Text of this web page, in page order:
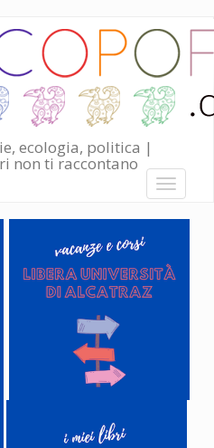
ecologia, politica |
non ti raccontano
Toggle